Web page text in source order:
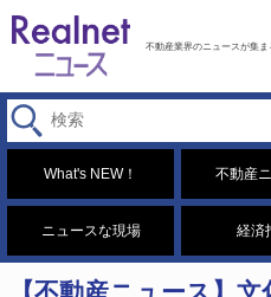
不動産業界のニュースが集
What's NEW！ 不動産
ニュースな現場 経済
【不動産ニュース】